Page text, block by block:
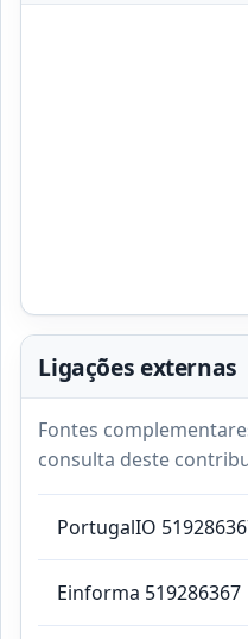
Ligações externas
Fontes
consulta deste
PortugalIO
Einforma 519286367